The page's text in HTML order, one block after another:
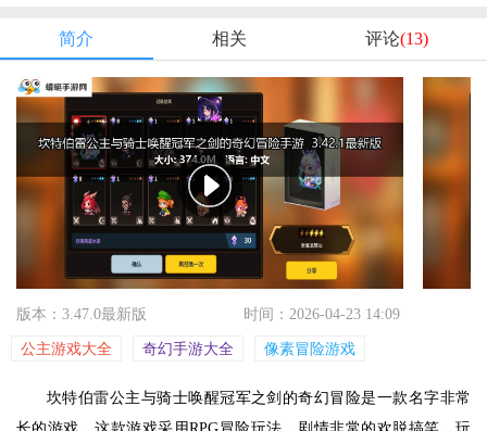
简介 相关 评论(13)
版本：3.47.0最新版 时间：2026-04-23 14:09
公主游戏大全 奇幻手游大全 像素冒险游戏
坎特伯雷公主与骑士唤醒冠军之剑的奇幻冒险是一款名字非常